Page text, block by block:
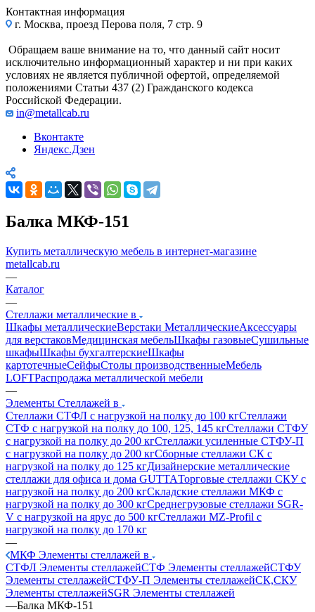
Контактная информация
г. Москва, проезд Перова поля, 7 стр. 9
Обращаем ваше внимание на то, что данный сайт носит
исключительно информационный характер и ни при каких
условиях не является публичной офертой, определяемой
положениями Статьи 437 (2) Гражданского кодекса
Российской Федерации.
in@metallcab.ru
Вконтакте
Яндекс.Дзен
Балка МКФ-151
Купить металлическую мебель в интернет-магазине
metallcab.ru
—
Каталог
—
Стеллажи металлические в
Шкафы металлическиеВерстаки МеталлическиеАксессуары
для верстаковМедицинская мебельШкафы газовыеСушильные
шкафыШкафы бухгалтерскиеШкафы
картотечныеСейфыСтолы производственныеМебель
LOFTРаспродажа металлической мебели
—
Элементы Стеллажей в
Стеллажи СТФЛ с нагрузкой на полку до 100 кгСтеллажи
СТФ с нагрузкой на полку до 100, 125, 145 кгСтеллажи СТФУ
с нагрузкой на полку до 200 кгСтеллажи усиленные СТФУ-П
с нагрузкой на полку до 200 кгСборные стеллажи СК с
нагрузкой на полку до 125 кгДизайнерские металлические
стеллажи для офиса и дома GUTTAТорговые стеллажи СКУ с
нагрузкой на полку до 200 кгСкладские стеллажи МКФ с
нагрузкой на полку до 300 кгСреднегрузовые стеллажи SGR-
V с нагрузкой на ярус до 500 кгСтеллажи MZ-Profil с
нагрузкой на полку до 170 кг
—
МКФ Элементы стеллажей в
СТФЛ Элементы стеллажейСТФ Элементы стеллажейСТФУ
Элементы стеллажейСТФУ-П Элементы стеллажейСК,СКУ
Элементы стеллажейSGR Элементы стеллажей
—Балка МКФ-151